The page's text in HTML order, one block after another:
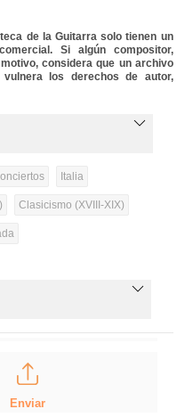
de la Guitarra solo tienen un
Si algún compositor,
considera que un archivo
los derechos de autor,
Italia
Clasicismo (XVIII-XIX)
Enviar